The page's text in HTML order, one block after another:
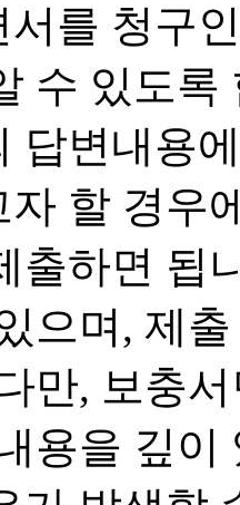
를 청구
수 있도록
변내용
할 경우
출하면 됩
으며, 제
만, 보충
용을 깊이